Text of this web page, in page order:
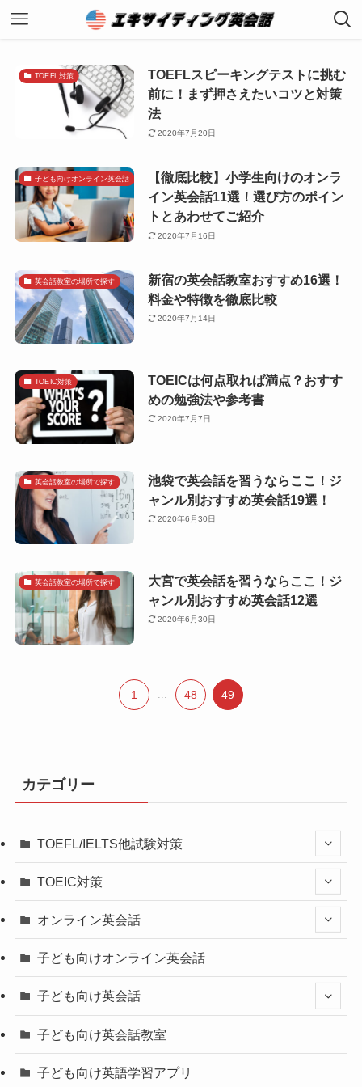
TOEFL対策
TOEFLスピーキングテストに挑む
前に！まず押さえたいコツと対策
法
2020年7月20日
子ども向けオンライン英会話
【徹底比較】小学生向けのオンラ
イン英会話11選！選び方のポイン
トとあわせてご紹介
2020年7月16日
英会話教室の場所で探す
新宿の英会話教室おすすめ16選！
料金や特徴を徹底比較
2020年7月14日
TOEIC対策
TOEICは何点取れば満点？おすす
めの勉強法や参考書
2020年7月7日
英会話教室の場所で探す
池袋で英会話を習うならここ！ジ
ャンル別おすすめ英会話19選！
2020年6月30日
英会話教室の場所で探す
大宮で英会話を習うならここ！ジ
ャンル別おすすめ英会話12選
2020年6月30日
1 ... 48 49
カテゴリー
TOEFL/IELTS他試験対策
TOEIC対策
オンライン英会話
子ども向けオンライン英会話
子ども向け英会話
子ども向け英会話教室
子ども向け英語学習アプリ